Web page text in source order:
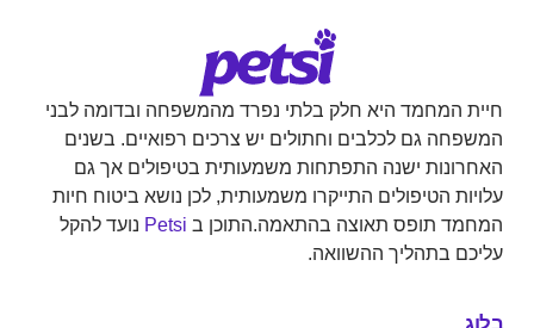
חיית המחמד היא חלק בלתי נפרד מהמשפחה ובדומה לבני
המשפחה גם לכלבים וחתולים יש צרכים רפואיים. בשנים
האחרונות ישנה התפתחות משמעותית בטיפולים אך גם
עלויות הטיפולים התייקרו משמעותית, לכן נושא ביטוח חיות
המחמד תופס תאוצה בהתאמה.התוכן ב Petsi נועד להקל
עליכם בתהליך ההשוואה.